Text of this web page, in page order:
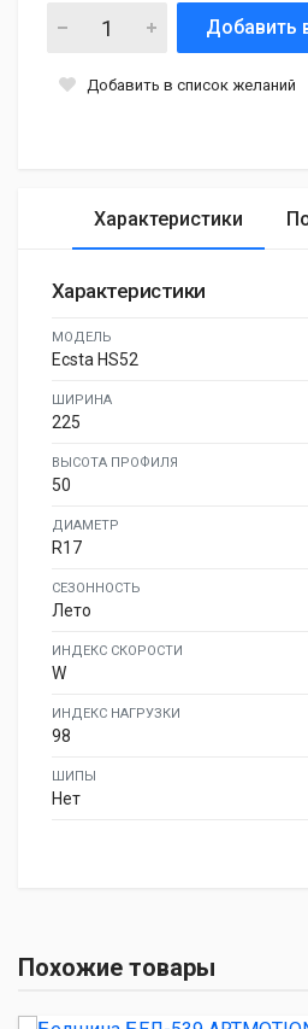
Добавить
Добавить в список желаний
Характеристики
Характеристики
МОДЕЛЬ
Ecsta HS52
ШИРИНА
225
ВЫСОТА ПРОФИЛЯ
50
ДИАМЕТР
R17
СЕЗОННОСТЬ
Лето
ИНДЕКС СКОРОСТИ
W
ИНДЕКС НАГРУЗКИ
98
ШИПЫ
Нет
225/50R17
4 510.00
Похожие товары